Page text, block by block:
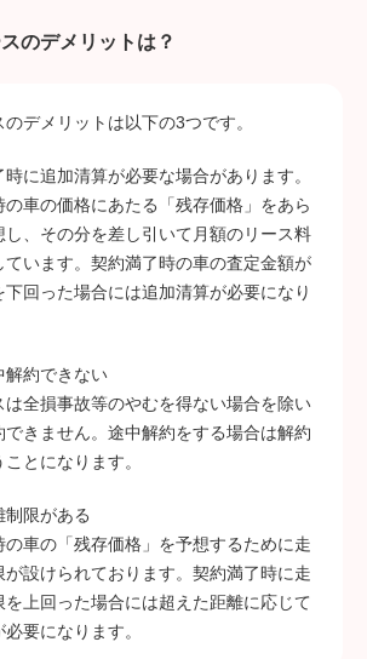
のデメリットは？
デメリットは以下の3つです。
に追加清算が必要な場合があります。
の車の価格にあたる「残存価格」をあら
し、その分を差し引いて月額のリース料
ています。契約満了時の車の査定金額が
下回った場合には追加清算が必要になり
約できない
は全損事故等のやむを得ない場合を除い
できません。途中解約をする場合は解約
とになります。
限がある
の車の「残存価格」を予想するために走
が設けられております。契約満了時に走
を上回った場合には超えた距離に応じて
要になります。